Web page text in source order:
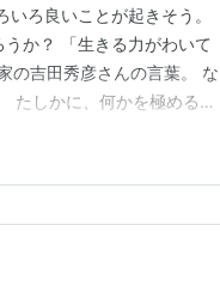
ろ良いことが起きそう。
か？ 「生きる力がわいて
の吉田秀彦さんの言葉。 な
たしかに、何かを極めると
スアルファで積み上げる